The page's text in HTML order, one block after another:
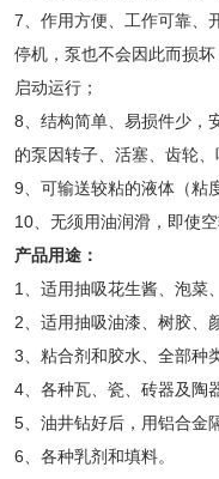
7、作用方便、工作可靠、
停机，泵也不会因此而损
启动运行；
8、结构简单、易损件少，
的泵因转子、活塞、齿轮
9、可输送较粘的液体（粘
10、无须用油润滑，即使
产品用途：
1、适用抽吸花生酱、泡菜
2、适用抽吸油漆、树胶、
3、粘合剂和胶水、全部种
4、各种瓦、瓷、砖器及陶
5、油井钻好后，用铝合金
6、各种乳剂和填料。